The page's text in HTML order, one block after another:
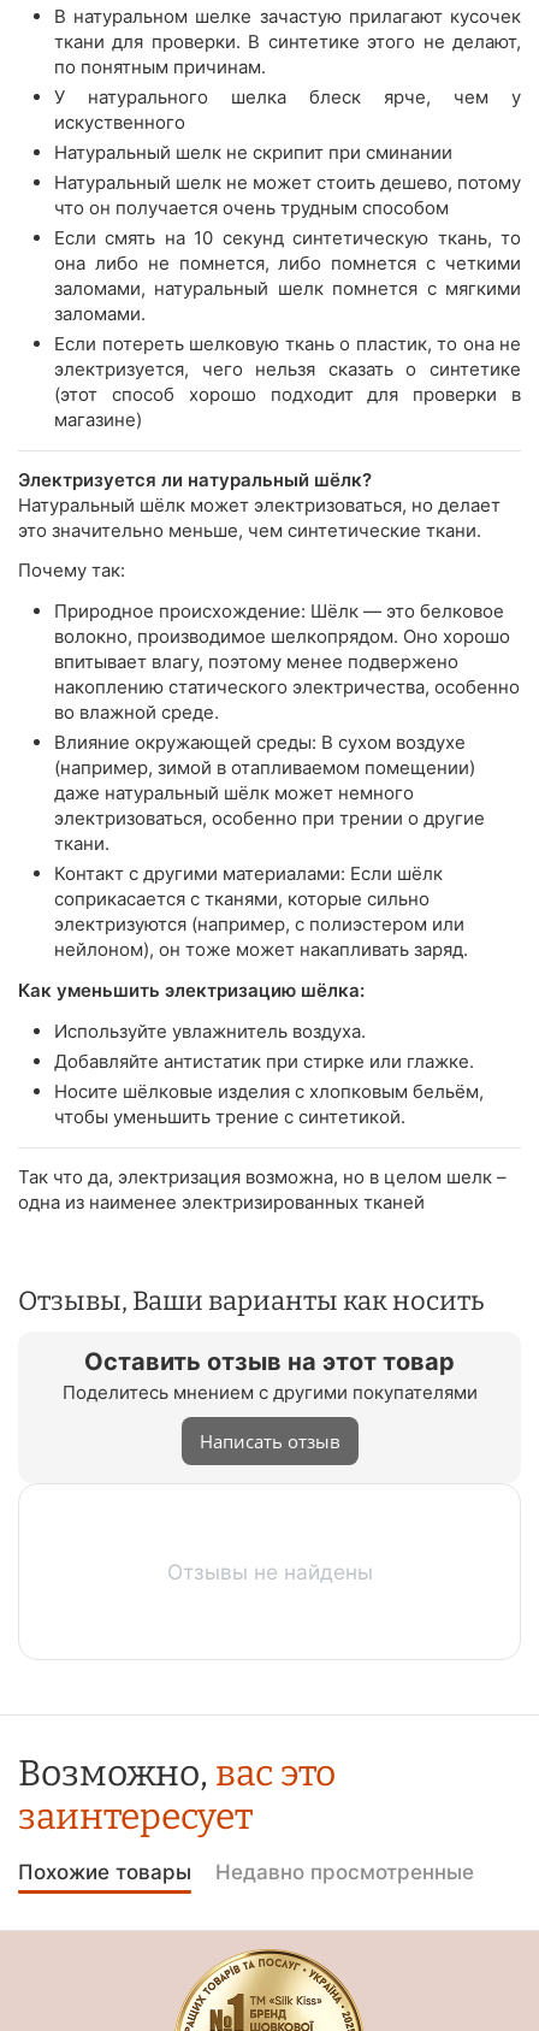
В натуральном шелке зачастую прилагают кусочек
ткани для проверки. В синтетике этого не делают,
по понятным причинам.
У натурального шелка блеск ярче, чем у
искуственного
Натуральный шелк не скрипит при сминании
Натуральный шелк не может стоить дешево, потому
что он получается очень трудным способом
Если смять на 10 секунд синтетическую ткань, то
она либо не помнется, либо помнется с четкими
заломами, натуральный шелк помнется с мягкими
заломами.
Если потереть шелковую ткань о пластик, то она не
электризуется, чего нельзя сказать о синтетике
(этот способ хорошо подходит для проверки в
магазине)
Электризуется ли натуральный шёлк?
Натуральный шёлк может электризоваться, но делает
это значительно меньше, чем синтетические ткани.
Почему так:
Природное происхождение: Шёлк — это белковое
волокно, производимое шелкопрядом. Оно хорошо
впитывает влагу, поэтому менее подвержено
накоплению статического электричества, особенно
во влажной среде.
Влияние окружающей среды: В сухом воздухе
(например, зимой в отапливаемом помещении)
даже натуральный шёлк может немного
электризоваться, особенно при трении о другие
ткани.
Контакт с другими материалами: Если шёлк
соприкасается с тканями, которые сильно
электризуются (например, с полиэстером или
нейлоном), он тоже может накапливать заряд.
Как уменьшить электризацию шёлка:
Используйте увлажнитель воздуха.
Добавляйте антистатик при стирке или глажке.
Носите шёлковые изделия с хлопковым бельём,
чтобы уменьшить трение с синтетикой.
Так что да, электризация возможна, но в целом шелк –
одна из наименее электризированных тканей
Отзывы, Ваши варианты как носить
Оставить отзыв на этот товар
Поделитесь мнением с другими покупателями
Написать отзыв
Отзывы не найдены
Возможно, вас это
заинтересует
Похожие товары Недавно просмотренные